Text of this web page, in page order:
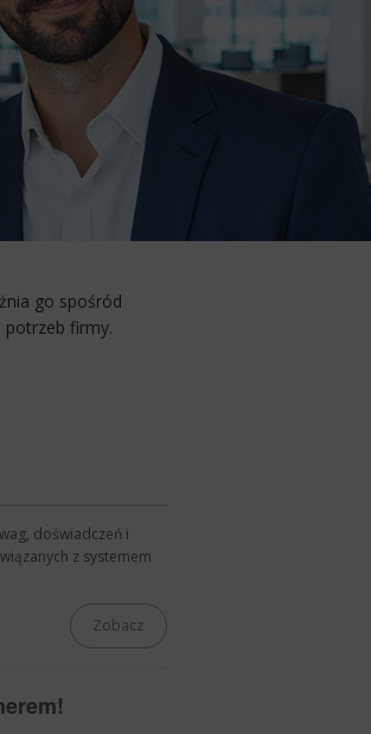
go spośród
potrzeb firmy.
doświadczeń i
z systemem
Zobacz